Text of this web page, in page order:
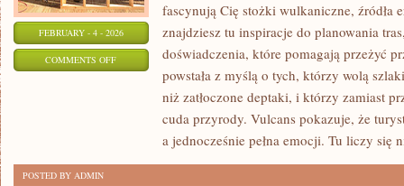
FEBRUARY - 4 - 2026
COMMENTS OFFON
FORMACJE
fascynują Cię stożki wulkaniczne, źródła
znajdziesz tu inspiracje do planowania
doświadczenia, które pomagają przeżyć
powstała z myślą o tych, którzy wolą
niż zatłoczone deptaki, i którzy zamiast
cuda przyrody. Vulcans pokazuje, że
a jednocześnie pełna emocji. Tu liczy się
POSTED BY ADMIN